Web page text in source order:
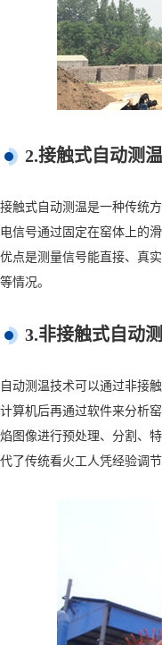
2.接触式自动测
接触式自动测温是一种传统
电信号通过固定在窑体上的
优点是测量信号能直接、真
等情况。
3.非接触式自动
自动测温技术可以通过非接
计算机后再通过软件来分析
焰图像进行预处理、分割、
代了传统看火工人凭经验调